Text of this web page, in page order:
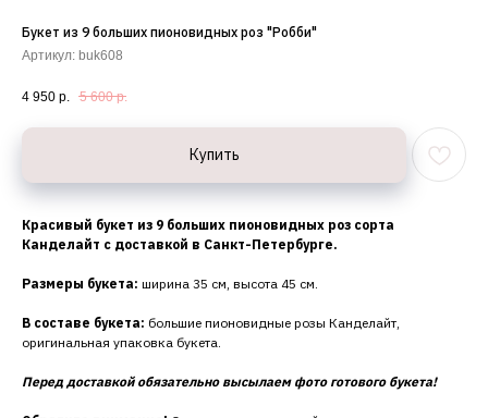
Букет из 9 больших пионовидных роз "Робби"
Артикул: buk608
4 950 р. 5 600 р.
Купить
Красивый букет из 9 больших пионовидных роз сорта
Канделайт с доставкой в Санкт-Петербурге.
Размеры букета: ширина 35 см, высота 45 см.
В составе букета: большие пионовидные розы Канделайт,
оригинальная упаковка букета.
Перед доставкой обязательно высылаем фото готового букета!